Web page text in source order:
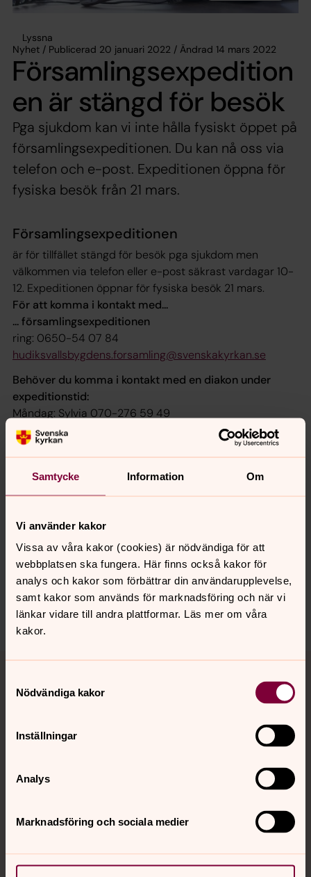
Samtycke Information Om
Vi använder kakor
Vissa av våra kakor (cookies) är nödvändiga för att
webbplatsen ska fungera. Här finns också kakor för
analys och kakor som förbättrar din användarupplevelse,
samt kakor som används för marknadsföring och när vi
länkar vidare till andra plattformar. Läs mer om våra
kakor.
Nödvändiga kakor
Inställningar
Analys
Marknadsföring och sociala medier
Lyssna
Nyhet / Publicerad 20 januari 2022 / Ändrad 14 mars 2022
Församlingsexpedition
en är stängd för besök
Pga sjukdom kan vi inte hålla fysiskt öppet på
församlingsexpeditionen. Du kan nå oss via
telefon och e-post. Expeditionen öppna för
fysiska besök från 21 mars.
Församlingsexpeditionen
är för tillfället stängd för besök pga sjukdom men
välkommen via telefon eller e-post säkrast vardagar 10-
12. Expeditionen öppnar för fysiska besök 21 mars.
För att komma i kontakt med...
... församlingsexpeditionen
ring: 0650-54 07 84
hudiksvallsbygdens.forsamling@svenskakyrkan.se
Behöver du komma i kontakt med en diakon under
expeditionstid:
Måndag: Sylvia 070-276 59 49
Tisdag: Peter 072-588 95 10
Onsdag: Monika 076-115 94 46
Torsdag: Peter 072-588 95 10
Fredag: Sylvia 070-276 59 49
Synpunkter eller frågor på sidans
innehåll?
hudiksvallsbygdens.forsamling@svenskakyrkan.se
Dela
Tillbaka till toppen
Tillbaka till innehållet
Kontakt
Kalender
Hitta snabbt